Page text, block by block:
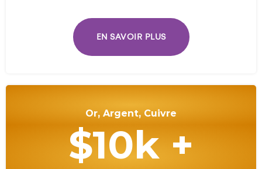
EN SAVOIR PLUS
Or, Argent, Cuivre
$10k +